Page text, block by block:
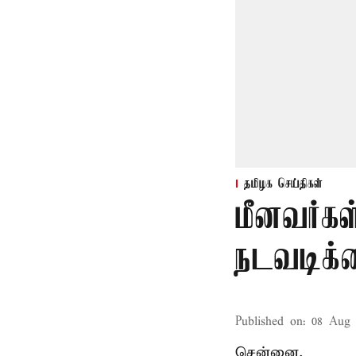
தமிழக செய்திகள்
மீனவர்கள்
Published on: 08 Aug